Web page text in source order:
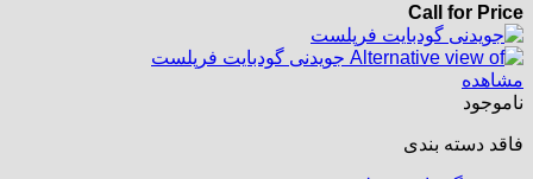
Call for Price
مشاهده
ناموجود
فاقد دسته بندی